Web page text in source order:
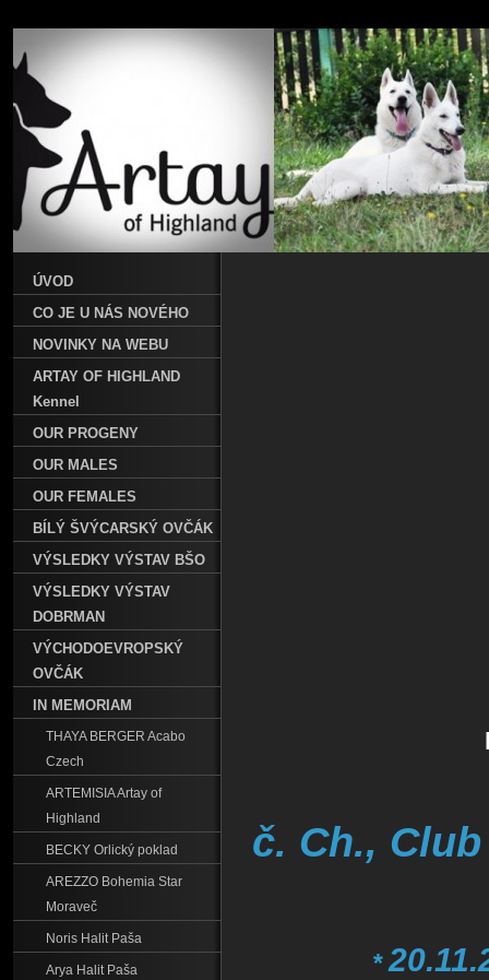
č. Ch.,
*
ÚVOD
CO JE U NÁS NOVÉHO
NOVINKY NA WEBU
ARTAY OF HIGHLAND
Kennel
OUR PROGENY
OUR MALES
OUR FEMALES
BÍLÝ ŠVÝCARSKÝ OVČÁK
VÝSLEDKY VÝSTAV BŠO
VÝSLEDKY VÝSTAV
DOBRMAN
VÝCHODOEVROPSKÝ
OVČÁK
IN MEMORIAM
THAYA BERGER Acabo
Czech
ARTEMISIA Artay of
Highland
BECKY Orlický poklad
AREZZO Bohemia Star
Moraveč
Noris Halit Paša
Arya Halit Paša